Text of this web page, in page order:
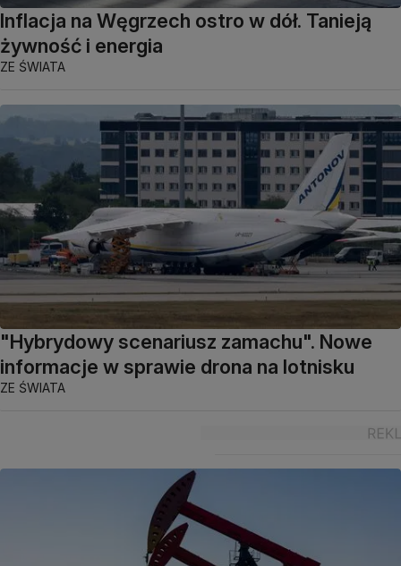
Inflacja na Węgrzech ostro w dół. Tanieją
żywność i energia
ZE ŚWIATA
"Hybrydowy scenariusz zamachu". Nowe
informacje w sprawie drona na lotnisku
ZE ŚWIATA